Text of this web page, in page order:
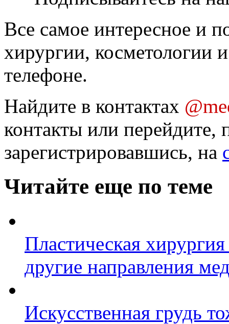
Все самое интересное и
хирургии, косметологии
телефоне.
Найдите в контактах
контакты или перейдите,
зарегистрировавшись, на
Читайте еще по теме
Пластическая
другие направления
Искусственная грудь